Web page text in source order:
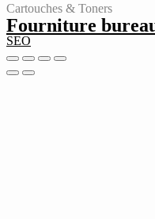
Cartouches & Toners
Fourniture
SEO